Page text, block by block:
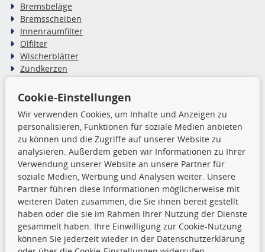
Bremsbeläge
Bremsscheiben
Innenraumfilter
Ölfilter
Wischerblätter
Zündkerzen
TecDoc Inside
Die hier angezeigten Daten,
insbesondere die gesamte Datenbank,
dürfen nicht kopiert werden. Es ist zu
unterlassen, die Daten oder die gesamte Datenbank ohne
vorherige Zustimmung TecDocs zu vervielfältigen, zu
verbreiten und/oder diese Handlungen durch Dritte ausführen
zu lassen. Ein Zuwiderhandeln stellt eine
Urheberrechtsverletzung dar und wird verfolgt.
Ronny’s Newsletter
Cookie-Einstellungen
Wir verwenden Cookies, um Inhalte und Anzeigen zu
personalisieren, Funktionen für soziale Medien anbieten
zu können und die Zugriffe auf unserer Website zu
analysieren. Außerdem geben wir Informationen zu Ihrer
Verwendung unserer Website an unsere Partner für
soziale Medien, Werbung und Analysen weiter. Unsere
Partner führen diese Informationen möglicherweise mit
weiteren Daten zusammen, die Sie ihnen bereit gestellt
haben oder die sie im Rahmen Ihrer Nutzung der Dienste
gesammelt haben. Ihre Einwilligung zur Cookie-Nutzung
können Sie jederzeit wieder in der Datenschutzerklärung